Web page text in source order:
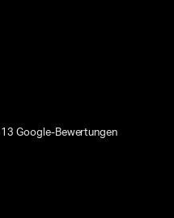
Google-Bewertungen